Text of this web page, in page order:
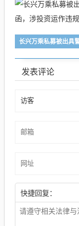
发表评论
快捷回复：